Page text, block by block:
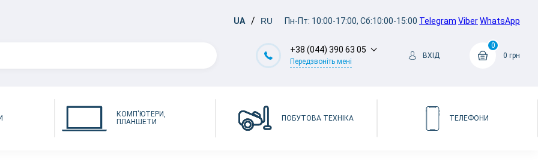
UA RU Пн-Пт: 10:00-17:00, Сб:10:00-15:00 Telegram ViberWhatsApp
+38 (044) 390 63 05
Передзвоніть мені
ВХІД
0
0 грн
КОМП'ЮТЕРИ,
ПЛАНШЕТИ
ПОБУТОВА ТЕХНІКА ТЕЛЕФОНИ